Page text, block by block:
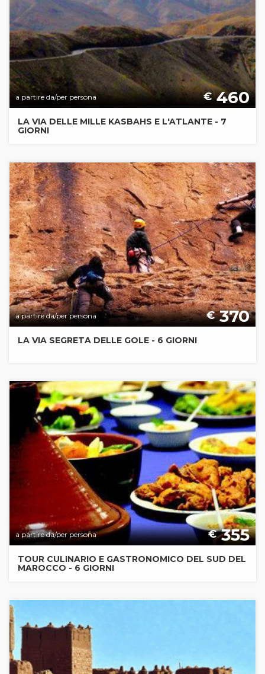
a partire da/per persona € 460
LA VIA DELLE MILLE KASBAHS E L'ATLANTE - 7
GIORNI
a partire da/per persona € 370
LA VIA SEGRETA DELLE GOLE - 6 GIORNI
a partire da/per persona € 355
TOUR CULINARIO E GASTRONOMICO DEL SUD DEL
MAROCCO - 6 GIORNI